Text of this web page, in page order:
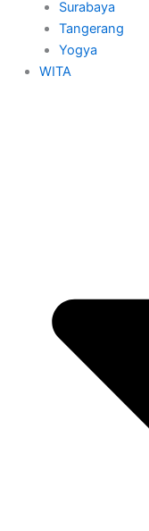
Surabaya
Tangerang
Yogya
WITA